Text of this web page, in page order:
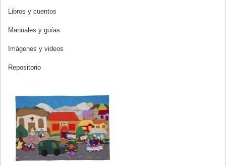
Libros y cuentos
Manuales y guías
Imágenes y videos
Repositorio